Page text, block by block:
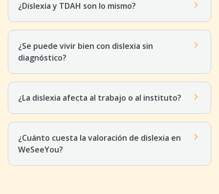
¿Dislexia y TDAH son lo mismo?
¿Se puede vivir bien con dislexia sin
diagnóstico?
¿La dislexia afecta al trabajo o al instituto?
¿Cuánto cuesta la valoración de dislexia en
WeSeeYou?